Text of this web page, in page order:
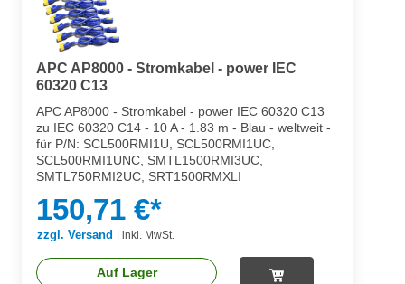
APC AP8000 - Stromkabel - power IEC
60320 C13
APC AP8000 - Stromkabel - power IEC 60320 C13
zu IEC 60320 C14 - 10 A - 1.83 m - Blau - weltweit -
für P/N: SCL500RMI1U, SCL500RMI1UC,
SCL500RMI1UNC, SMTL1500RMI3UC,
SMTL750RMI2UC, SRT1500RMXLI
150,71 €*
zzgl. Versand inkl. MwSt.
Auf Lager